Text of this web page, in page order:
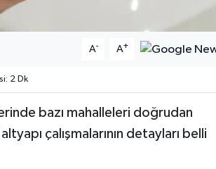
A- A+
2 Dk
bazı mahalleleri doğrudan
çalışmalarının detayları belli